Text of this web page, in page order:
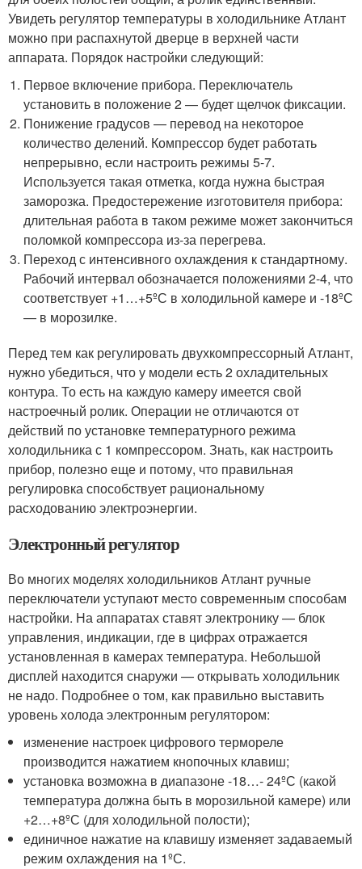
Увидеть регулятор температуры в холодильнике Атлант
можно при распахнутой дверце в верхней части
аппарата. Порядок настройки следующий:
Первое включение прибора. Переключатель
установить в положение 2 — будет щелчок фиксации.
Понижение градусов — перевод на некоторое
количество делений. Компрессор будет работать
непрерывно, если настроить режимы 5-7.
Используется такая отметка, когда нужна быстрая
заморозка. Предостережение изготовителя прибора:
длительная работа в таком режиме может закончиться
поломкой компрессора из-за перегрева.
Переход с интенсивного охлаждения к стандартному.
Рабочий интервал обозначается положениями 2-4, что
соответствует +1…+5ºС в холодильной камере и -18ºС
— в морозилке.
Перед тем как регулировать двухкомпрессорный Атлант,
нужно убедиться, что у модели есть 2 охладительных
контура. То есть на каждую камеру имеется свой
настроечный ролик. Операции не отличаются от
действий по установке температурного режима
холодильника с 1 компрессором. Знать, как настроить
прибор, полезно еще и потому, что правильная
регулировка способствует рациональному
расходованию электроэнергии.
Электронный регулятор
Во многих моделях холодильников Атлант ручные
переключатели уступают место современным способам
настройки. На аппаратах ставят электронику — блок
управления, индикации, где в цифрах отражается
установленная в камерах температура. Небольшой
дисплей находится снаружи — открывать холодильник
не надо. Подробнее о том, как правильно выставить
уровень холода электронным регулятором:
изменение настроек цифрового термореле
производится нажатием кнопочных клавиш;
установка возможна в диапазоне -18…- 24ºС (какой
температура должна быть в морозильной камере) или
+2…+8ºС (для холодильной полости);
единичное нажатие на клавишу изменяет задаваемый
режим охлаждения на 1ºС.